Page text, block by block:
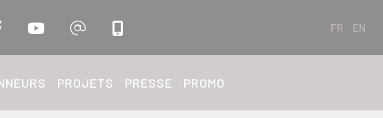
FR EN
PROJETS PRESSE PROMO